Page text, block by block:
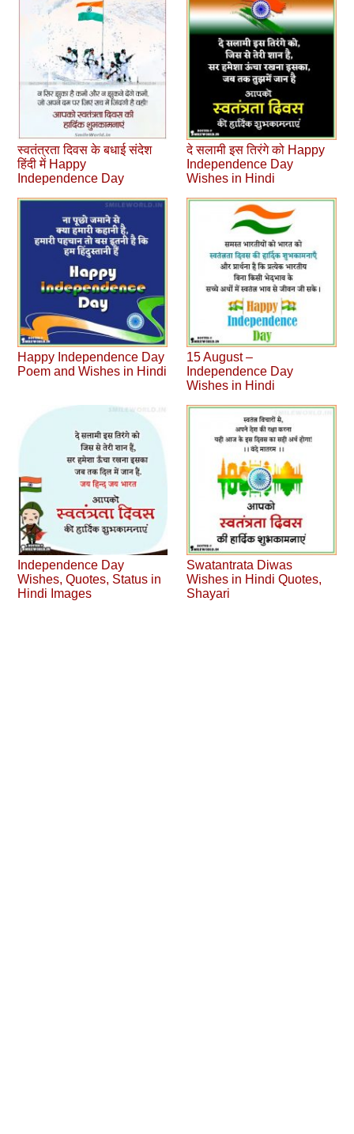
स्‍वतंत्रता दिवस के बधाई संदेश
हिंदी में Happy
Independence Day
दे सलामी इस तिरंगे को Happy
Independence Day
Wishes in Hindi
Happy Independence Day
Poem and Wishes in Hindi
15 August –
Independence Day
Wishes in Hindi
Independence Day
Wishes, Quotes, Status in
Hindi Images
Swatantrata Diwas
Wishes in Hindi Quotes,
Shayari